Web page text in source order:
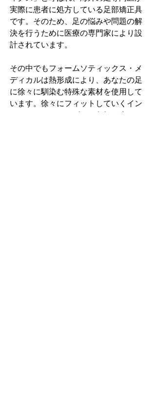
実際に患者に処方している足部矯正具
です。そのため、足の悩みや問題の解
決を行うために医療の専門家により設
計されています。
その中でもフォームソティックス・メ
ディカルは熱形成により、あなたの足
に徐々に馴染む特殊な素材を使用して
います。徐々にフィットしていくイン